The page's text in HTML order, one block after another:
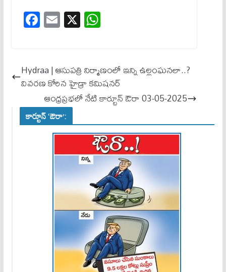
Fa
ce
ok
E
m
X W
ha
A
pp
Hydraa | ఆసుప‌త్రి నిర్మాణంలో ఇన్ని ఉల్లంఘ‌న‌లా..?
వివ‌ర‌ణ కోరిన హైడ్రా క‌మిష‌న‌ర్‌
ఆంధ్రప్రభలో నేటి కార్టూన్ ఔరా 03-05-2025
కార్టూన్ ‘ఔరా’: